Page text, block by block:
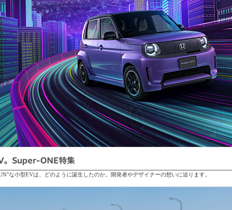
。Super-ONE特集
な小型EVは、どのように誕生したのか。開発者やデザイナーの想いに迫ります。